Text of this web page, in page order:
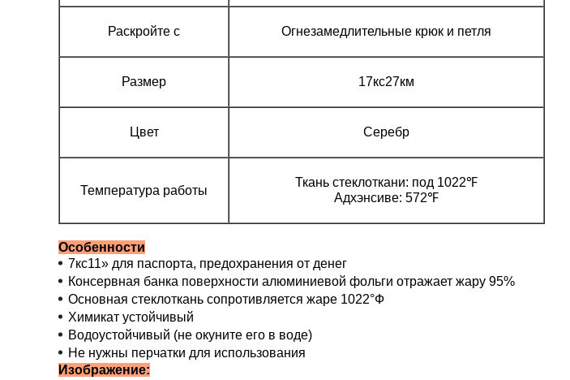
Раскройте с Огнезамедлительные крюк и петля
Размер 17кс27км
Цвет Серебр
Температура работы
Ткань стеклоткани: под 1022℉
Адхэнсиве: 572℉
Особенности
7кс11» для паспорта, предохранения от денег
Консервная банка поверхности алюминиевой фольги отражает жару 95%
Основная стеклоткань сопротивляется жаре 1022°Ф
Химикат устойчивый
Водоустойчивый (не окуните его в воде)
Не нужны перчатки для использования
Изображение: